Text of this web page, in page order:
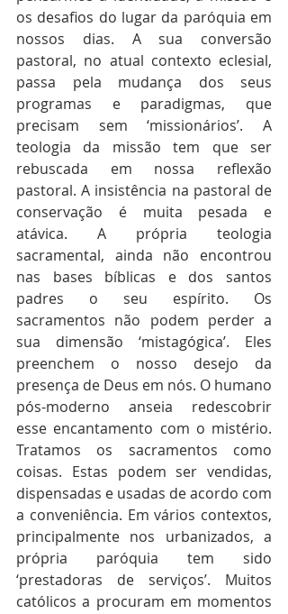
os desafios do lugar da paróquia em
nossos dias. A sua conversão
pastoral, no atual contexto eclesial,
passa pela mudança dos seus
programas e paradigmas, que
precisam sem ‘missionários’. A
teologia da missão tem que ser
rebuscada em nossa reflexão
pastoral. A insistência na pastoral de
conservação é muita pesada e
atávica. A própria teologia
sacramental, ainda não encontrou
nas bases bíblicas e dos santos
padres o seu espírito. Os
sacramentos não podem perder a
sua dimensão ‘mistagógica’. Eles
preenchem o nosso desejo da
presença de Deus em nós. O humano
pós-moderno anseia redescobrir
esse encantamento com o mistério.
Tratamos os sacramentos como
coisas. Estas podem ser vendidas,
dispensadas e usadas de acordo com
a conveniência. Em vários contextos,
principalmente nos urbanizados, a
própria paróquia tem sido
‘prestadoras de serviços’. Muitos
católicos a procuram em momentos